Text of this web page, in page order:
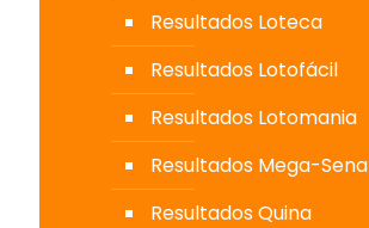
Resultados Loteca
Resultados Lotofácil
Resultados Lotomania
Resultados Mega-Sena
Resultados Quina